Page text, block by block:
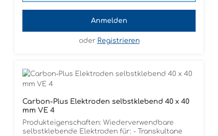
Anmelden
oder Registrieren
Carbon-Plus Elektroden selbstklebend 40 x 40
mm VE 4
Produkteigenschaften: Wiederverwendbare
selbstklebende Elektroden für: - Transkultane